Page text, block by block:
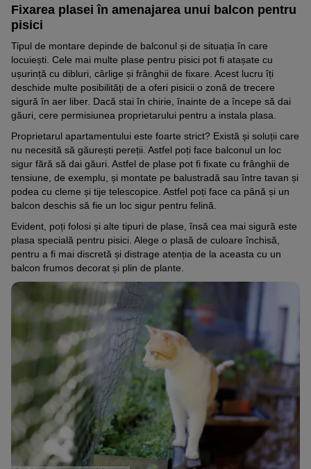
Fixarea plasei în amenajarea unui balcon pentru
pisici
Tipul de montare depinde de balconul și de situația în care
locuiești. Cele mai multe plase pentru pisici pot fi atașate cu
ușurință cu dibluri, cârlige și frânghii de fixare. Acest lucru îți
deschide multe posibilități de a oferi pisicii o zonă de trecere
sigură în aer liber. Dacă stai în chirie, înainte de a începe să dai
găuri, cere permisiunea proprietarului pentru a instala plasa.
Proprietarul apartamentului este foarte strict? Există și soluții care
nu necesită să găurești pereții. Astfel poți face balconul un loc
sigur fără să dai găuri. Astfel de plase pot fi fixate cu frânghii de
tensiune, de exemplu, și montate pe balustradă sau între tavan și
podea cu cleme și tije telescopice. Astfel poți face ca până și un
balcon deschis să fie un loc sigur pentru felină.
Evident, poți folosi și alte tipuri de plase, însă cea mai sigură este
plasa specială pentru pisici. Alege o plasă de culoare închisă,
pentru a fi mai discretă și distrage atenția de la aceasta cu un
balcon frumos decorat și plin de plante.